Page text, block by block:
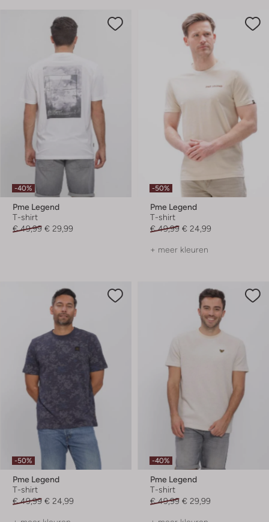
-40%
Pme Legend
T-shirt
€ 49,99 € 29,99
-50%
Pme Legend
T-shirt
€ 49,99 € 24,99
+ meer kleuren
-50%
Pme Legend
T-shirt
€ 49,99 € 24,99
-40%
Pme Legend
T-shirt
€ 49,99 € 29,99